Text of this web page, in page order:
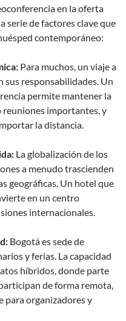
en la oferta
serie de factores clave que
contemporáneo:
Para muchos, un viaje a
sus responsabilidades. Un
permite mantener la
reuniones importantes, y
la distancia.
La globalización de los
a menudo trascienden
geográficas. Un hotel que
en un centro
internacionales.
Bogotá es sede de
y ferias. La capacidad
híbridos, donde parte
de forma remota,
para organizadores y